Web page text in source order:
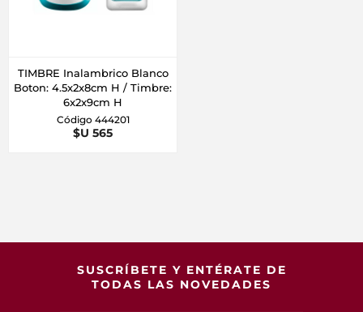
TIMBRE Inalambrico Blanco
Boton: 4.5x2x8cm H / Timbre:
6x2x9cm H
Código 444201
$U 565
SUSCRÍBETE Y ENTÉRATE DE
TODAS LAS NOVEDADES